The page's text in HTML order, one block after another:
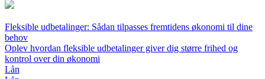
Fleksible udbetalinger: Sådan tilpasses fremtidens økonomi til dine
behov
Oplev hvordan fleksible udbetalinger giver dig større frihed og
kontrol over din økonomi
Lån